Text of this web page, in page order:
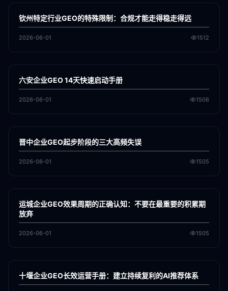
GEO
钦州特定行业GEO的特殊限制：合规才能走得稳走得远
2026-06-01 1512
GEO
六安企业GEO 14天快速启动手册
2026-06-01 1506
GEO
晋中企业GEO起步阶段的三大高频失误
2026-06-01 1505
GEO
运城企业GEO效果周期的正确认知：不要在最重要的积累期
放弃
2026-06-01 1505
GEO
十堰企业GEO长效运营手册：建立持续复利的AI推荐体系